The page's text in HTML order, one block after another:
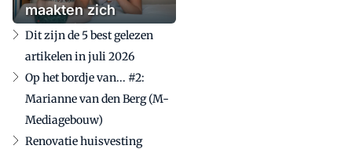
maakten zich
zorgen'
Dit zijn de 5 best gelezen
artikelen in juli 2026
Op het bordje van... #2:
Marianne van den Berg (M-
Mediagebouw)
Renovatie huisvesting